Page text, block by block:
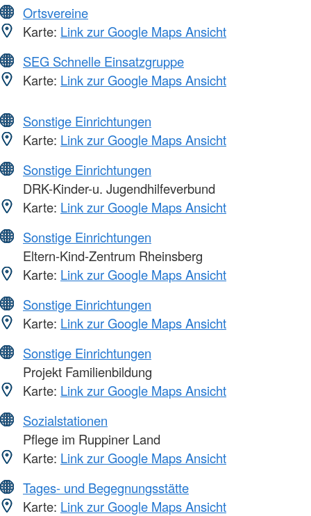
Ortsvereine
Karte: Link zur Google Maps Ansicht
SEG Schnelle Einsatzgruppe
Karte: Link zur Google Maps Ansicht
Sonstige Einrichtungen
Karte: Link zur Google Maps Ansicht
Sonstige Einrichtungen
DRK-Kinder-u. Jugendhilfeverbund
Karte: Link zur Google Maps Ansicht
Sonstige Einrichtungen
Eltern-Kind-Zentrum Rheinsberg
Karte: Link zur Google Maps Ansicht
Sonstige Einrichtungen
Karte: Link zur Google Maps Ansicht
Sonstige Einrichtungen
Projekt Familienbildung
Karte: Link zur Google Maps Ansicht
Sozialstationen
Pflege im Ruppiner Land
Karte: Link zur Google Maps Ansicht
Tages- und Begegnungsstätte
Karte: Link zur Google Maps Ansicht